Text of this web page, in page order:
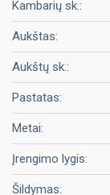
Kambarių sk.:
Aukštas:
Aukštų sk.:
Pastatas:
Metai:
Įrengimo lygis:
Šildymas: